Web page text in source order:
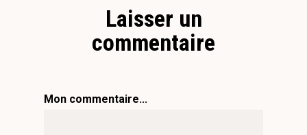
Laisser un
commentaire
Mon commentaire...